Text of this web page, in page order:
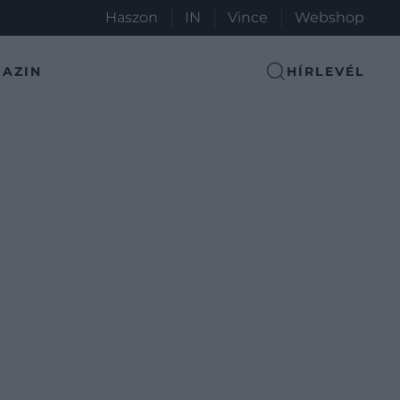
Haszon IN Vince Webshop
HÍRLEVÉL